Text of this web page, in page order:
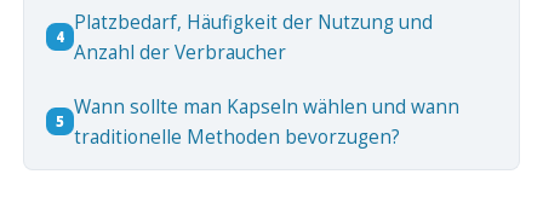
4
Platzbedarf, Häufigkeit der Nutzung und
Anzahl der Verbraucher
5
Wann sollte man Kapseln wählen und wann
traditionelle Methoden bevorzugen?